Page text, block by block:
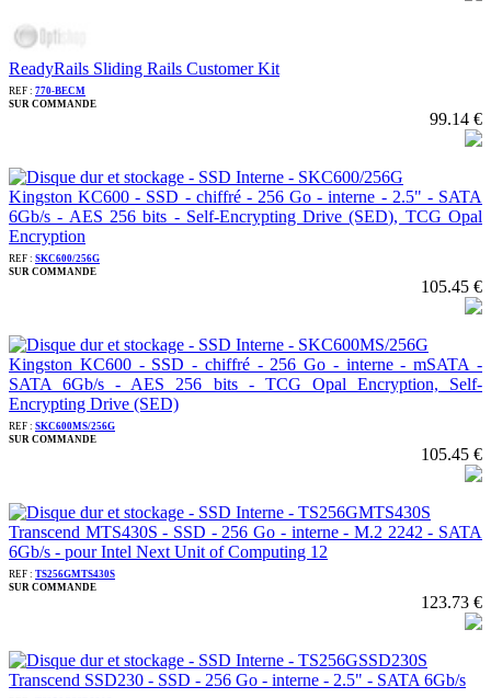
ReadyRails Sliding Rails Customer Kit
REF : 770-BECM
SUR COMMANDE
99.14 €
Kingston KC600 - SSD - chiffré - 256 Go - interne - 2.5" - SATA
6Gb/s - AES 256 bits - Self-Encrypting Drive (SED), TCG Opal
Encryption
REF : SKC600/256G
SUR COMMANDE
105.45 €
Kingston KC600 - SSD - chiffré - 256 Go - interne - mSATA -
SATA 6Gb/s - AES 256 bits - TCG Opal Encryption, Self-
Encrypting Drive (SED)
REF : SKC600MS/256G
SUR COMMANDE
105.45 €
Transcend MTS430S - SSD - 256 Go - interne - M.2 2242 - SATA
6Gb/s - pour Intel Next Unit of Computing 12
REF : TS256GMTS430S
SUR COMMANDE
123.73 €
Transcend SSD230 - SSD - 256 Go - interne - 2.5" - SATA 6Gb/s